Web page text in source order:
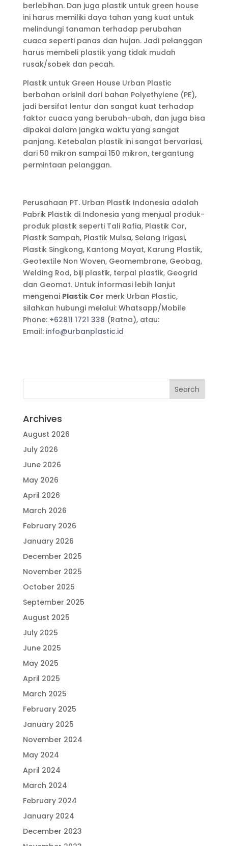
berlebihan. Dan juga plastik untuk green house
ini harus memiliki daya tahan yang kuat untuk
melindungi tanaman terhadap perubahan
cuaca seperti panas dan hujan. Jadi pelanggan
harus membeli plastik yang tidak mudah
rusak/sobek dan pecah.
Plastik untuk Green House Urban Plastic
berbahan orisinil dari bahan Polyethylene (PE),
jadi bersifat lentur dan sangat kuat terhadap
faktor cuaca yang berubah-ubah, dan juga bisa
dipakai dalam jangka waktu yang sangat
panjang. Ketebalan plastik ini sangat bervariasi,
dari 50 mikron sampai 150 mikron, tergantung
permintaan pelanggan.
Perusahaan PT. Urban Plastik Indonesia adalah
Pabrik Plastik di Indonesia yang menjual produk-
produk plastik seperti Tali Rafia, Plastik Cor,
Plastik Sampah, Plastik Mulsa, Selang Irigasi,
Plastik Singkong, Kantong Mayat, Karung Plastik,
Geotextile Non Woven, Geomembrane, Geobag,
Welding Rod, biji plastik, terpal plastik, Geogrid
dan Geomat. Untuk informasi lebih lanjut
mengenai Plastik Cor merk Urban Plastic,
silahkan hubungi melalui: Whatsapp/Mobile
Phone: +62811 1721 338 (Ratna), atau:
Email: info@urbanplastic.id
Archives
August 2026
July 2026
June 2026
May 2026
April 2026
March 2026
February 2026
January 2026
December 2025
November 2025
October 2025
September 2025
August 2025
July 2025
June 2025
May 2025
April 2025
March 2025
February 2025
January 2025
November 2024
May 2024
April 2024
March 2024
February 2024
January 2024
December 2023